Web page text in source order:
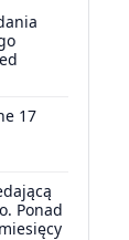
17
Ponad